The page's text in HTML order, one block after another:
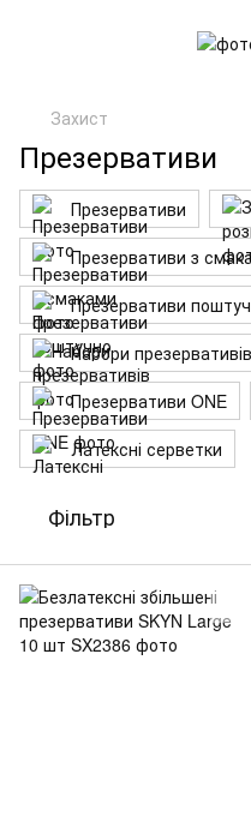
Захист
Презервативи
Презервативи
Презервативи з
Презервативи
Набори презервативів
Презервативи ONE
Латексні серветки
Фільтр